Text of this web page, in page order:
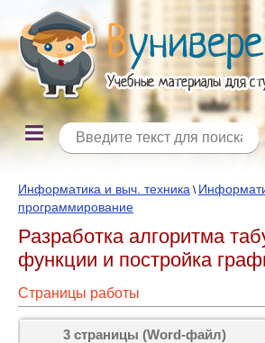
Информатика и выч. техника \
программирование
Разработка алгоритма
функции и постройка
Страницы работы
3 страницы (Word-файл)